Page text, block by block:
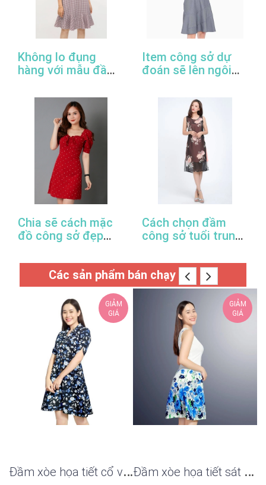
Không lo đụng
hàng với mẫu đầm
thanh lịch
Item công sở dự
đoán sẽ lên ngôi
Chia sẽ cách mặc
đồ công sở đẹp
này
Cách chọn đầm
công sở tuổi trung
Các sản phẩm bán chạy
GIẢM
GIÁ
Đ
ầm xòe họa tiết cổ vest gài nút sang trọng
GIẢM
GIÁ
Đ
ầm xòe họa tiết sát nách xinh đẹp